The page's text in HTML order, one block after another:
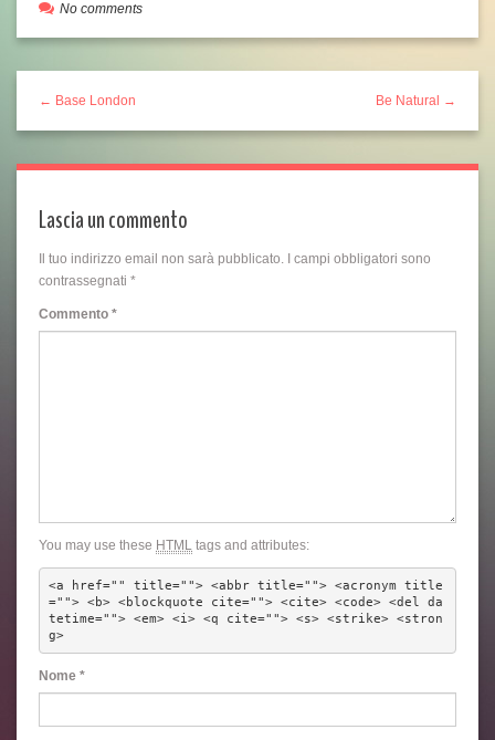
No comments
← Base London Be Natural →
Lascia un commento
Il tuo indirizzo email non sarà pubblicato.
I campi obbligatori sono
contrassegnati *
Commento *
You may use these HTML tags and attributes:
<a href="" title=""> <abbr title=""> <acronym title
=""> <b> <blockquote cite=""> <cite> <code> <del da
tetime=""> <em> <i> <q cite=""> <s> <strike> <stron
g>
Nome *